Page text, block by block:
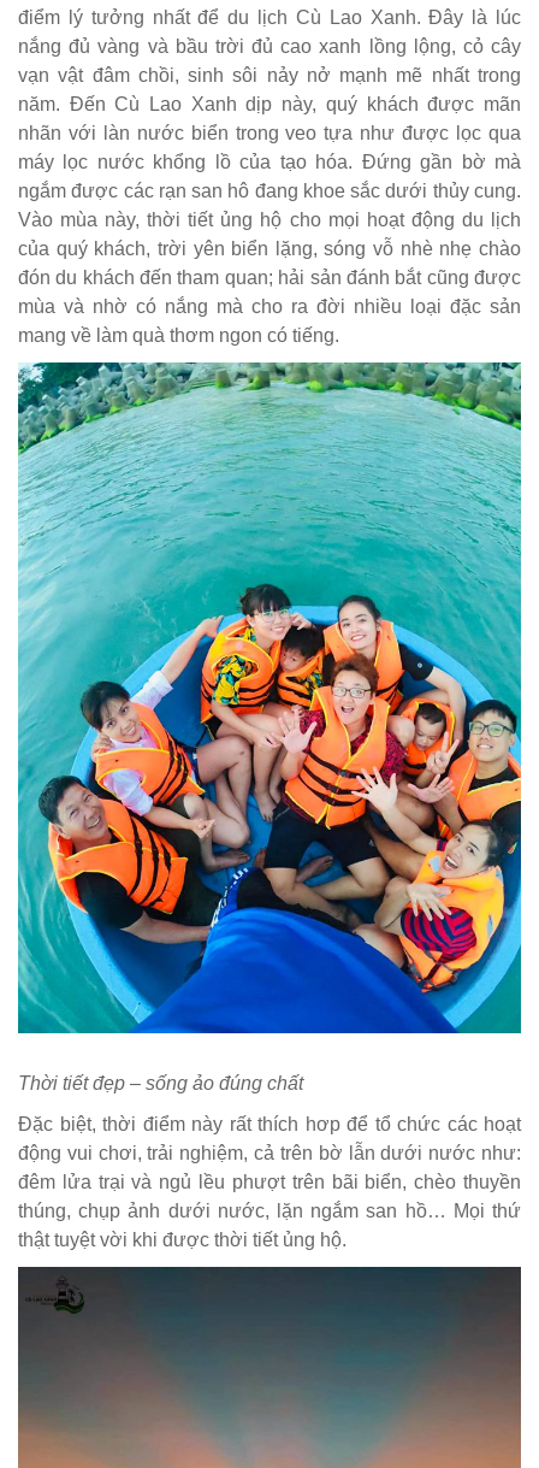
điểm lý tưởng nhất để du lịch Cù Lao Xanh. Đây là lúc
nắng đủ vàng và bầu trời đủ cao xanh lồng lộng, cỏ cây
vạn vật đâm chồi, sinh sôi nảy nở mạnh mẽ nhất trong
năm. Đến Cù Lao Xanh dịp này, quý khách được mãn
nhãn với làn nước biển trong veo tựa như được lọc qua
máy lọc nước khổng lồ của tạo hóa. Đứng gần bờ mà
ngắm được các rạn san hô đang khoe sắc dưới thủy cung.
Vào mùa này, thời tiết ủng hộ cho mọi hoạt động du lịch
của quý khách, trời yên biển lặng, sóng vỗ nhè nhẹ chào
đón du khách đến tham quan; hải sản đánh bắt cũng được
mùa và nhờ có nắng mà cho ra đời nhiều loại đặc sản
mang về làm quà thơm ngon có tiếng.
Thời tiết đẹp – sống ảo đúng chất
Đặc biệt, thời điểm này rất thích hơp để tổ chức các hoạt
động vui chơi, trải nghiệm, cả trên bờ lẫn dưới nước như:
đêm lửa trại và ngủ lều phượt trên bãi biển, chèo thuyền
thúng, chụp ảnh dưới nước, lặn ngắm san hồ… Mọi thứ
thật tuyệt vời khi được thời tiết ủng hộ.